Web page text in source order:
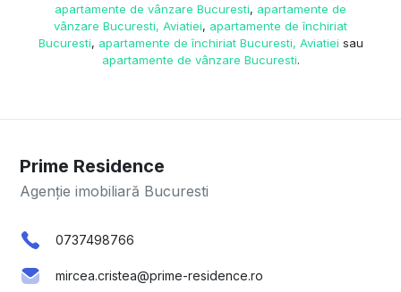
apartamente de vânzare Bucuresti, apartamente de
vânzare Bucuresti, Aviatiei, apartamente de închiriat
Bucuresti, apartamente de închiriat Bucuresti, Aviatiei sau
apartamente de vânzare Bucuresti.
Prime Residence
Agenție imobiliară Bucuresti
0737498766
mircea.cristea@prime-residence.ro